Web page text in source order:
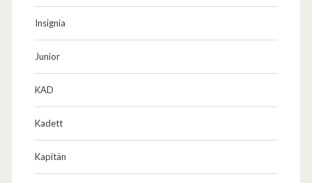
Insignia
Junior
KAD
Kadett
Kapitän